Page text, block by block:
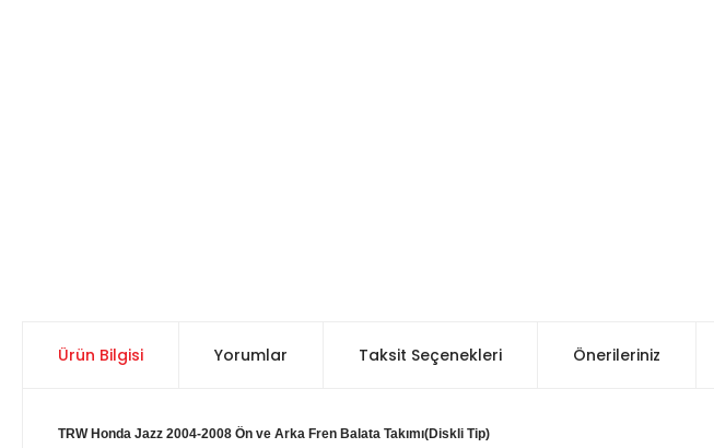
Ürün Bilgisi Yorumlar Taksit Seçenekleri Önerileriniz
TRW Honda Jazz 2004-2008 Ön ve Arka Fren Balata Takımı(Diskli Tip)